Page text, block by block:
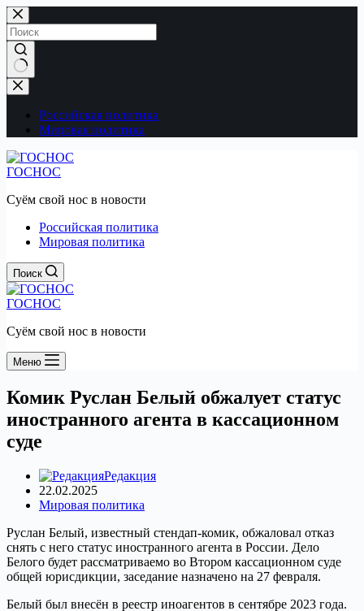
Перейти
к
сути
Ничего
не
найденоРоссийская политика
Мировая политика
ГОСНОС
Суём свой нос в новости
Российская политика
Мировая политика
Поиск
ГОСНОС
Суём свой нос в новости
Меню
Комик Руслан Белый обжалует статус
иностранного агента в кассационном
суде
Редакция
22.02.2025
Мировая политика
Руслан Белый, известный стендап-комик, обжаловал отказ
снять с него статус иностранного агента в России. Дело
Белого будет рассматриваемо во Втором кассационном суде
общей юрисдикции, заседание назначено на 27 февраля.
Белый был внесён в реестр иноагентов в сентябре 2023 года.